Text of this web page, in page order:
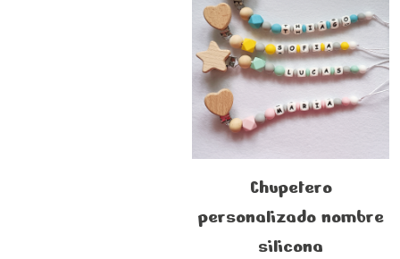
Chupetero
personalizado nombre
silicona